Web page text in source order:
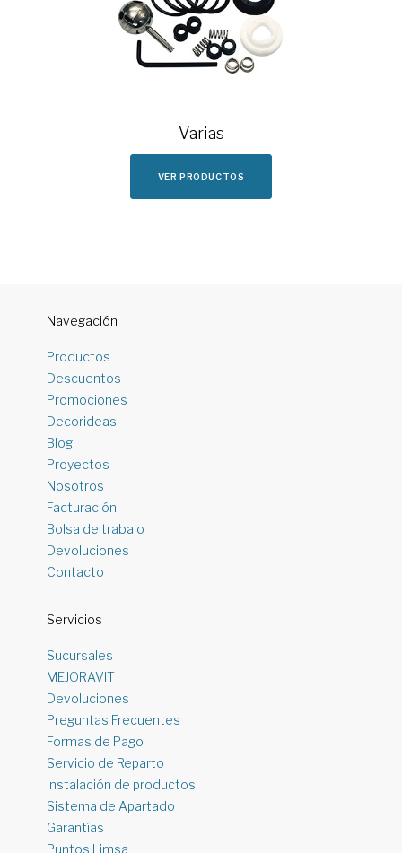
Varias
VER PRODUCTOS
Navegación
Productos
Descuentos
Promociones
Decorideas
Blog
Proyectos
Nosotros
Facturación
Bolsa de trabajo
Devoluciones
Contacto
Servicios
Sucursales
MEJORAVIT
Devoluciones
Preguntas Frecuentes
Formas de Pago
Servicio de Reparto
Instalación de productos
Sistema de Apartado
Garantías
Puntos Limsa